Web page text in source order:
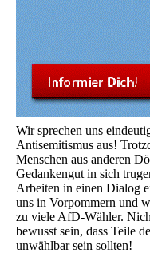
Wir sprechen uns
Antisemitismus aus!
Menschen aus anderen
Gedankengut in sich
Arbeiten in einen Dialog
uns in Vorpommern und
zu viele AfD-Wähler.
bewusst sein, dass Teile
unwählbar sein sollten!